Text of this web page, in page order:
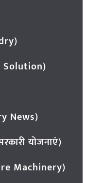
Solution)
News)
योजनाएं)
Machinery)